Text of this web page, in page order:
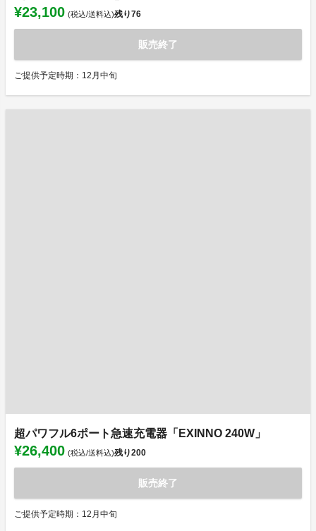
¥23,100 (税込/送料込)残り76
販売終了
ご提供予定時期：12月中旬
超パワフル6ポート急速充電器「EXINNO 240W」
¥26,400 (税込/送料込)残り200
販売終了
ご提供予定時期：12月中旬